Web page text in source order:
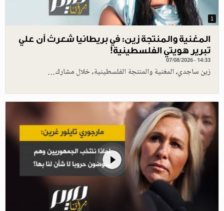
1
المغنية والمنتجة زين: في بريطانيا شعرتُ أن علي
تبرير هويتي الفلسطينية!
07/08/2026 - 14:33
زين ساجدي، المغنية والمنتجة الفلسطينية، خلال مشارك…